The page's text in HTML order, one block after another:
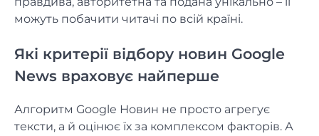
можуть побачити читачі по всій країні.
Які критерії відбору новин Google
News враховує найперше
Алгоритм Google Новин не просто агрегує
тексти, а й оцінює їх за комплексом факторів. А